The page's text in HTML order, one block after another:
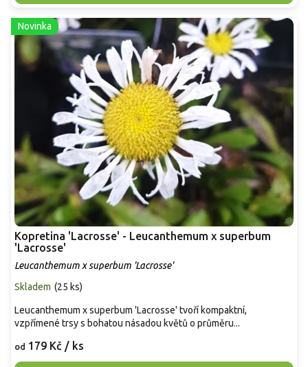
Novinka
Kopretina 'Lacrosse' - Leucanthemum x superbum
'Lacrosse'
Leucanthemum x superbum 'Lacrosse'
Skladem (25 ks)
od 179 Kč / ks
Leucanthemum x superbum 'Lacrosse' tvoří kompaktní,
vzpřímené trsy s bohatou násadou květů o průměru...